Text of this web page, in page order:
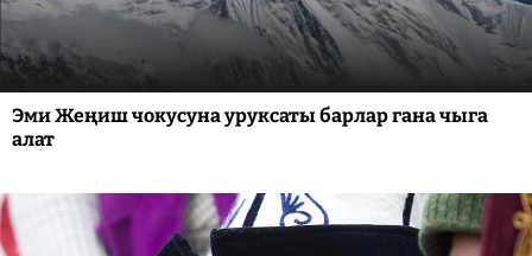
Эми Жеңиш чокусуна уруксаты барлар гана чыга
алат